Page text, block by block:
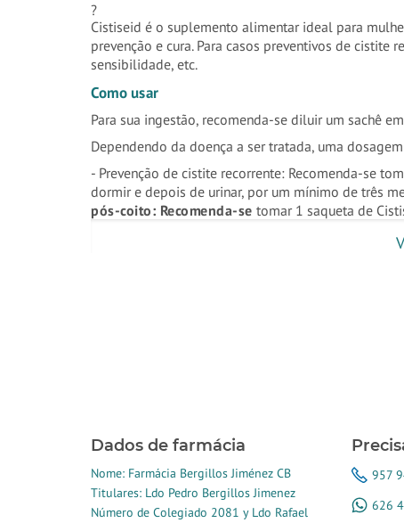
?
Cistiseid é o suplemento alimentar ideal para
prevenção e cura. Para casos preventivos de
sensibilidade, etc.
Como usar
Para sua ingestão, recomenda-se diluir um sachê
Dependendo da doença a ser tratada, uma
- Prevenção de cistite recorrente: Recomenda-se
dormir e depois de urinar, por um mínimo de três
pós-coito: Recomenda-se tomar 1 saqueta de
tomar 1 saqueta de Cistiseid por dia, de
Dados de farmácia
Nome: Farmácia Bergillos Jiménez CB
Titulares: Ldo Pedro Bergillos Jimenez
Número de Colegiado 2081 y Ldo Rafael
957
626